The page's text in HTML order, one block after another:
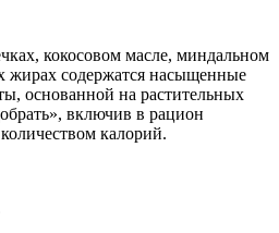
кокосовом масле, миндальном
жирах содержатся насыщенные
основанной на растительных
включив в рацион
калорий.